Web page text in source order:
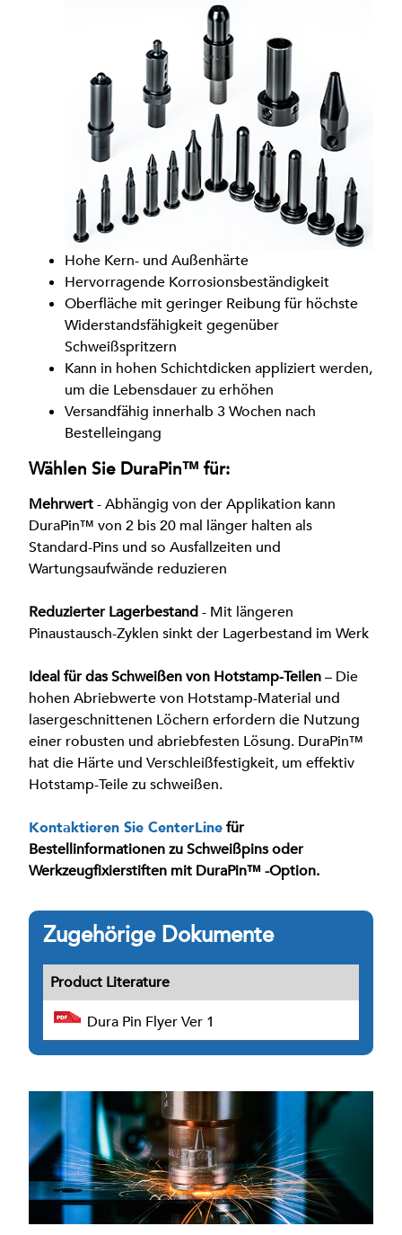
Hohe Kern- und Außenhärte
Hervorragende Korrosionsbeständigkeit
Oberfläche mit geringer Reibung für höchste
Widerstandsfähigkeit gegenüber
Schweißspritzern
Kann in hohen Schichtdicken appliziert werden,
um die Lebensdauer zu erhöhen
Versandfähig innerhalb 3 Wochen nach
Bestelleingang
Wählen Sie DuraPin™ für:
Mehrwert- Abhängig von der Applikation kann
DuraPin™ von 2 bis 20 mal länger halten als
Standard-Pins und so Ausfallzeiten und
Wartungsaufwände reduzieren
Reduzierter Lagerbestand- Mit längeren
Pinaustausch-Zyklen sinkt der Lagerbestand im Werk
Ideal für das Schweißen von Hotstamp-Teilen– Die
hohen Abriebwerte von Hotstamp-Material und
lasergeschnittenen Löchern erfordern die Nutzung
einer robusten und abriebfesten Lösung. DuraPin™
hat die Härte und Verschleißfestigkeit, um effektiv
Hotstamp-Teile zu schweißen.
Kontaktieren Sie CenterLinefür
Bestellinformationen zu Schweißpins oder
Werkzeugfixierstiften mit DuraPin™ -Option.
Zugehörige Dokumente
Product Literature
Dura Pin Flyer Ver 1